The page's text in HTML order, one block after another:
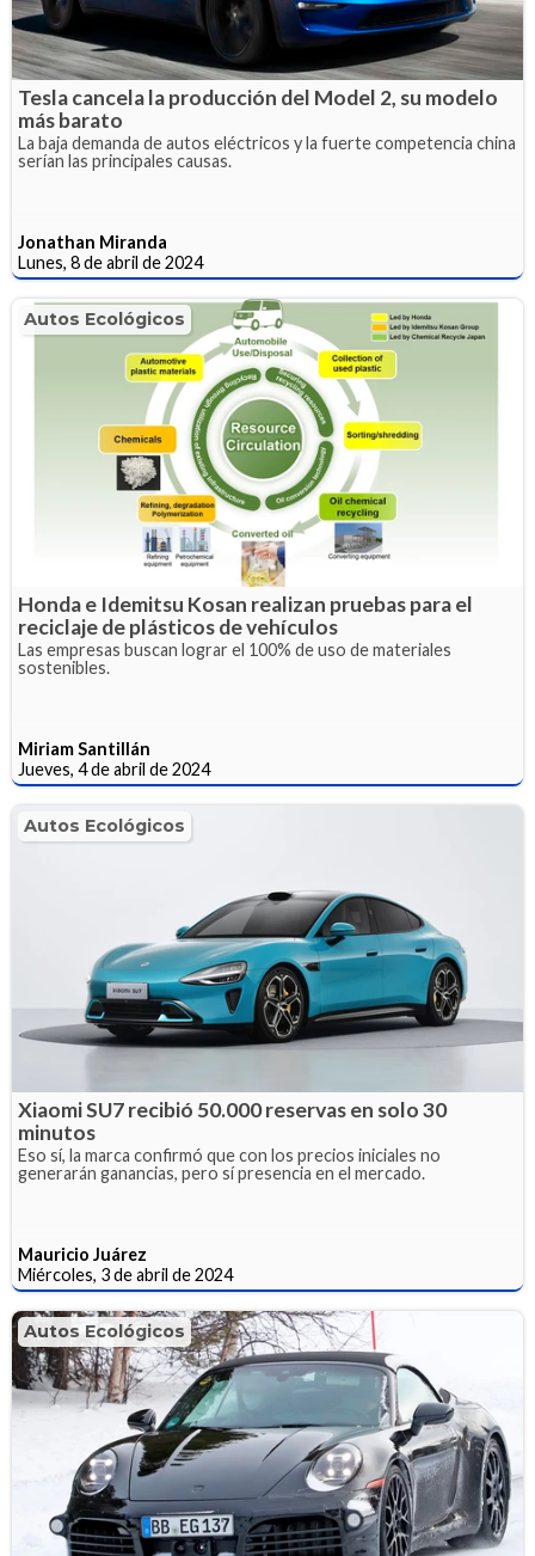
Tesla cancela la producción del Model 2, su modelo
más barato
La baja demanda de autos eléctricos y la fuerte competencia china
serían las principales causas.
Jonathan Miranda
Lunes, 8 de abril de 2024
Autos Ecológicos
Honda e Idemitsu Kosan realizan pruebas para el
reciclaje de plásticos de vehículos
Las empresas buscan lograr el 100% de uso de materiales
sostenibles.
Miriam Santillán
Jueves, 4 de abril de 2024
Autos Ecológicos
Xiaomi SU7 recibió 50.000 reservas en solo 30
minutos
Eso sí, la marca confirmó que con los precios iniciales no
generarán ganancias, pero sí presencia en el mercado.
Mauricio Juárez
Miércoles, 3 de abril de 2024
Autos Ecológicos